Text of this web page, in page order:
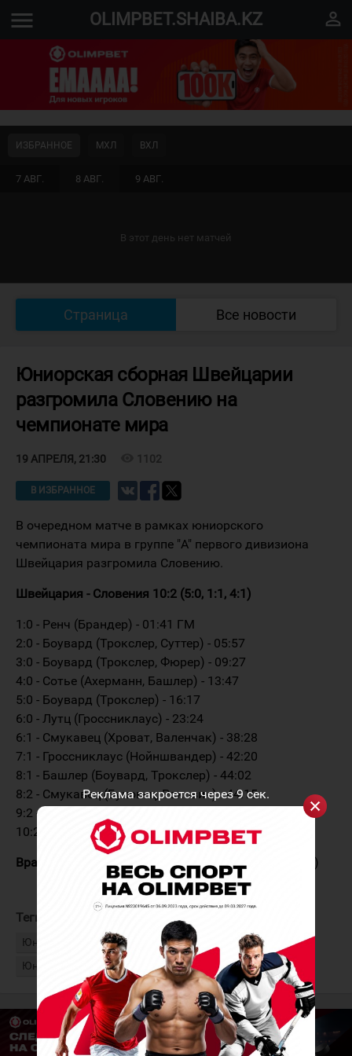
Реклама закроется через9сек.
menu OLIMPBET.SHAIBA.KZ perm_identity
7 АВГ. 8 АВГ. 9 АВГ.
ИЗБРАННОЕ МХЛ ВХЛ
В этот день нет матчей
Страница Все новости
Юниорская сборная Швейцарии
разгромила Словению на
чемпионате мира
19 АПРЕЛЯ, 21:30 1102
В ИЗБРАННОЕ
В очередном матче в рамках юниорского
чемпионата мира в группе "A" первого дивизиона
Швейцария разгромила Словению.
Швейцария - Словения 10:2 (5:0, 1:1, 4:1)
1:0 - Ренч (Брандер) - 01:41 ГМ
2:0 - Боувард (Трокслер, Суттер) - 05:57
3:0 - Боувард (Трокслер, Фюрер) - 09:27
4:0 - Сотье (Ахерманн, Башлер) - 13:47
5:0 - Боувард (Трокслер) - 16:17
6:0 - Лутц (Гроссниклаус) - 23:24
6:1 - Смукавец (Хроват, Валенчак) - 38:28
7:1 - Гроссниклаус (Нойншвандер) - 42:20
8:1 - Башлер (Боувард, Трокслер) - 44:02
8:2 - Смукавец (Буковец, Ракович) - 44:15
9:2 - Боувард (Трокслер, Брандер) - 51:09
10:2 - Нойншвандер (Дарон, Гроссниклаус) - 56:27
Вратари: Циглер - Зупан Урх (Должан, 13:47 - 60:00)
Теги:
Юниорская сборная Швейцарии
Юниорская сборная Словении
Юниорский чемпионат мира